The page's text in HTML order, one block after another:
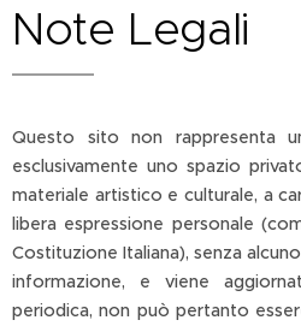
Note Legali
Questo sito non rappresenta
esclusivamente uno spazio
materiale artistico e culturale, a
libera espressione personale
Costituzione Italiana), senza
informazione, e viene
periodica, non può pertanto